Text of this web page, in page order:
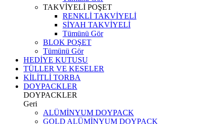
TAKVİYELİ POŞET
RENKLİ TAKVİYELİ
SİYAH TAKVİYELİ
Tümünü Gör
BLOK POŞET
Tümünü Gör
HEDİYE KUTUSU
TÜLLER VE KESELER
KİLİTLİ TORBA
DOYPACKLER
DOYPACKLER
Geri
ALÜMİNYUM DOYPACK
GOLD ALÜMİNYUM DOYPACK